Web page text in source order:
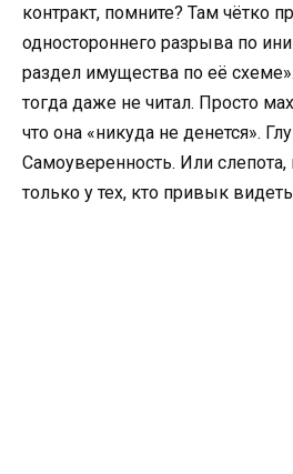
контракт, помните? Там чётко
одностороннего разрыва по
раздел имущества по её
тогда даже не читал. Просто
что она «никуда не денется».
Самоуверенность. Или слепота,
только у тех, кто привык